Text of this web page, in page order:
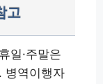
고
일·주말은
병역이행자